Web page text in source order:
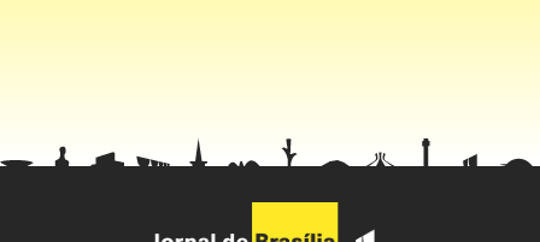
mundo todo existem TVs públicas que chegaram a um